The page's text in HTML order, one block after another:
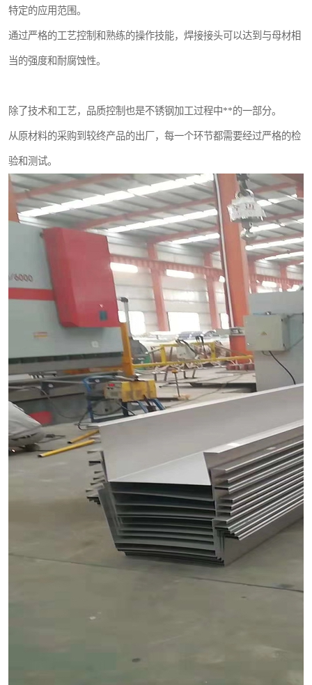
特定的应用范围。
通过严格的工艺控制和熟练的操作技能，焊接接头可以达到与母材相
当的强度和耐腐蚀性。
除了技术和工艺，品质控制也是不锈钢加工过程中**的一部分。
从原材料的采购到较终产品的出厂，每一个环节都需要经过严格的检
验和测试。